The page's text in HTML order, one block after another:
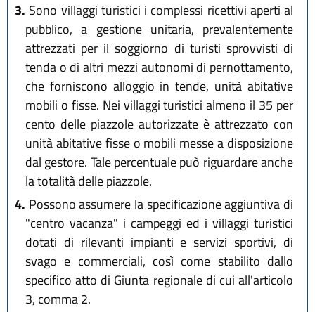
3. Sono villaggi turistici i complessi ricettivi aperti al
pubblico, a gestione unitaria, prevalentemente
attrezzati per il soggiorno di turisti sprovvisti di
tenda o di altri mezzi autonomi di pernottamento,
che forniscono alloggio in tende, unità abitative
mobili o fisse. Nei villaggi turistici almeno il 35 per
cento delle piazzole autorizzate è attrezzato con
unità abitative fisse o mobili messe a disposizione
dal gestore. Tale percentuale può riguardare anche
la totalità delle piazzole.
4. Possono assumere la specificazione aggiuntiva di
"centro vacanza" i campeggi ed i villaggi turistici
dotati di rilevanti impianti e servizi sportivi, di
svago e commerciali, così come stabilito dallo
specifico atto di Giunta regionale di cui all'articolo
3, comma 2.